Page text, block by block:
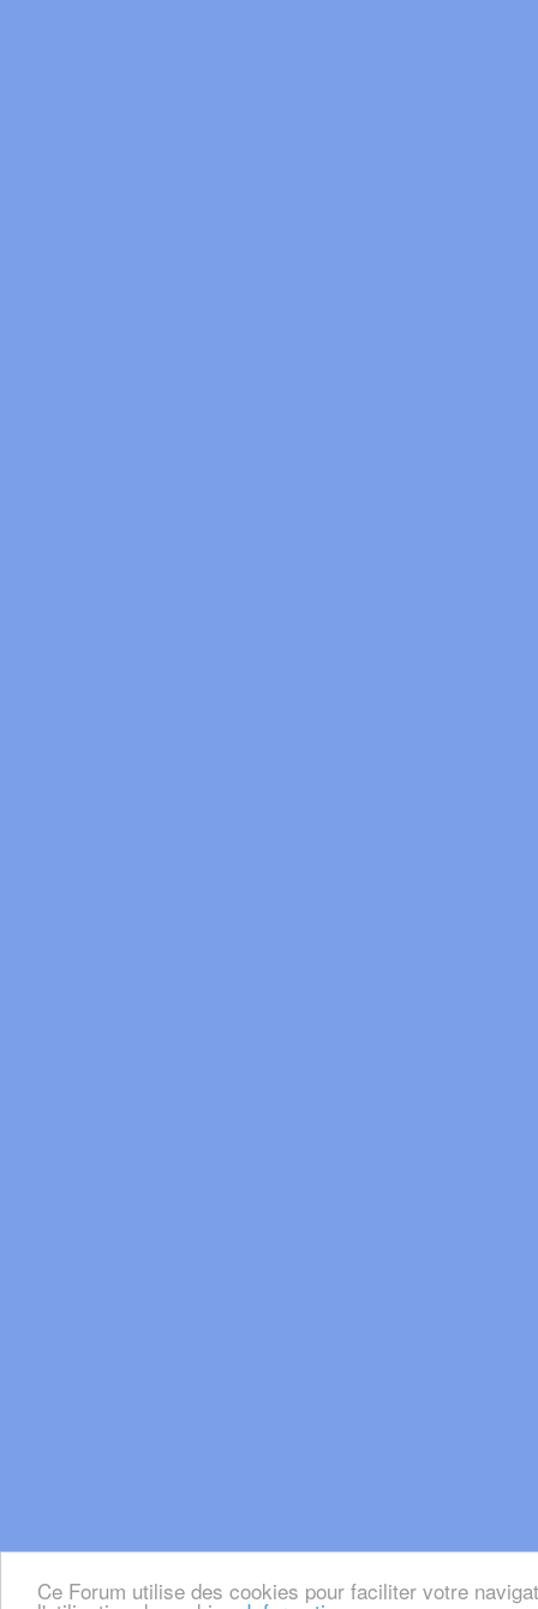
Ce Forum utilise des cookies pour faciliter votre